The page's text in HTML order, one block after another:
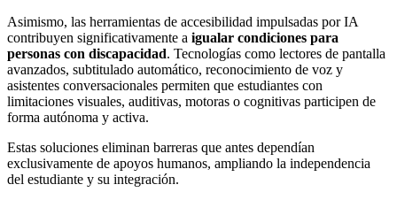
Asimismo, las herramientas de accesibilidad impulsadas por IA
contribuyen significativamente a igualar condiciones para
personas con discapacidad. Tecnologías como lectores de pantalla
avanzados, subtitulado automático, reconocimiento de voz y
asistentes conversacionales permiten que estudiantes con
limitaciones visuales, auditivas, motoras o cognitivas participen de
forma autónoma y activa.
Estas soluciones eliminan barreras que antes dependían
exclusivamente de apoyos humanos, ampliando la independencia
del estudiante y su integración.